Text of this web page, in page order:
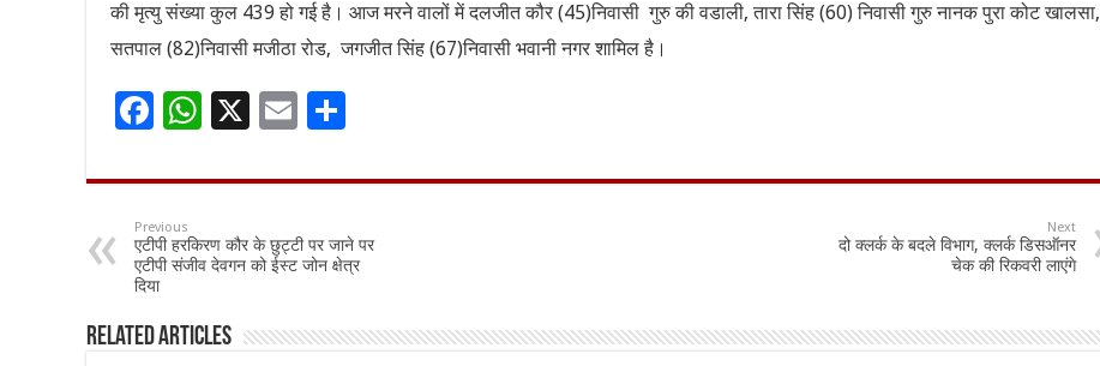
की मृत्यु संख्या कुल 439 हो गई है। आज मरने वालों में दलजीत कौर (45)निवासी गुरु की वडाली, तारा सिंह (60) निवासी गुरु नानक पुरा कोट खालसा,
सतपाल (82)निवासी मजीठा रोड, जगजीत सिंह (67)निवासी भवानी नगर शामिल है।
F
e
b
o
o
k
W
at
sA
p
X
E
ai
l
ar
e
Previous
एटीपी हरकिरण कौर के छुट्टी पर जाने पर
एटीपी संजीव देवगन को ईस्ट जोन क्षेत्र
दिया
Next
दो क्लर्क के बदले विभाग, क्लर्क डिसऑनर
चेक की रिकवरी लाएंगे
Related Articles